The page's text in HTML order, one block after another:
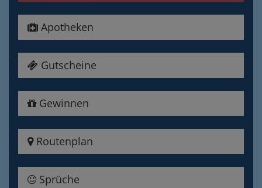
Apotheken
Gutscheine
Gewinnen
Routenplan
Sprüche